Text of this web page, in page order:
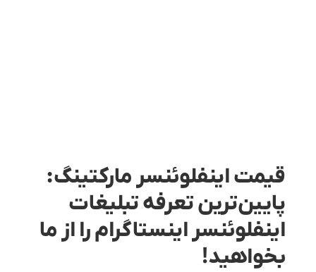
قیمت اینفلوئنسر مارکتینگ:
پایین‌ترین تعرفه تبلیغات
اینفلوئنسر اینستاگرام را از ما
بخواهید!